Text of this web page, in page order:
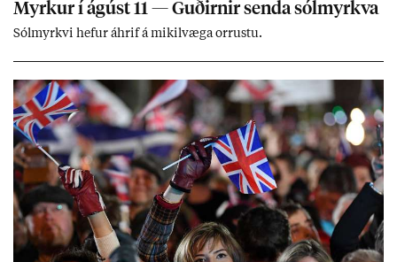
Myrk­ur í ág­úst 11 — Guð­irn­ir senda sól­myrkva
Sól­myrkvi hef­ur áhrif á mik­il­væga orr­ustu.